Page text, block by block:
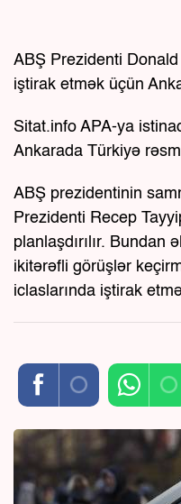
ABŞ Prezidenti
iştirak etmək üçün
Sitat.info APA-ya
Ankarada Türkiyə
ABŞ prezidentinin
Prezidenti Recep
planlaşdırılır. Bundan
ikitərəfli görüşlər
iclaslarında iştirak